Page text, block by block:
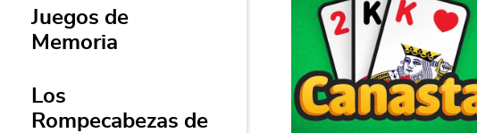
Juegos de
Memoria
Los
Rompecabezas de
Empareja cartas rápidamente en
este clásico duelo para dos
jugadores.